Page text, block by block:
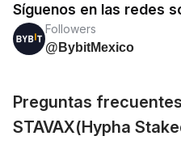
Síguenos en las redes
Followers
@BybitMexico
Preguntas
STAVAX(Hypha